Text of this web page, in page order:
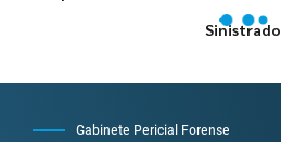
Sinistrado
Gabinete Pericial Forense